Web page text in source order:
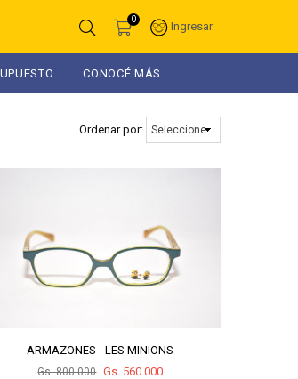
0
Ingresar
CONOCÉ MÁS
Ordenar por:
ARMAZONES - LES MINIONS
Gs. 800.000 Gs. 560.000